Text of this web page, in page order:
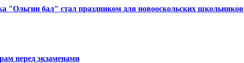
"Ольгин бал" стал праздником для новооскольских школьников
перед экзаменами